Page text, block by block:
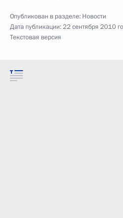
Опубликован в разделе: Новости
Дата публикации:22 сентября 2010
Текстовая версия